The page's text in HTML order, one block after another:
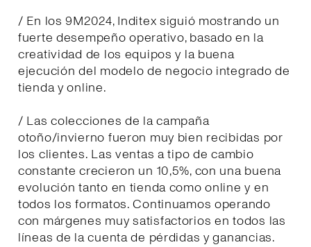
/ En los 9M2024, Inditex siguió mostrando un
fuerte desempeño operativo, basado en la
creatividad de los equipos y la buena
ejecución del modelo de negocio integrado de
tienda y online.
/ Las colecciones de la campaña
otoño/invierno fueron muy bien recibidas por
los clientes. Las ventas a tipo de cambio
constante crecieron un 10,5%, con una buena
evolución tanto en tienda como online y en
todos los formatos. Continuamos operando
con márgenes muy satisfactorios en todos las
líneas de la cuenta de pérdidas y ganancias.